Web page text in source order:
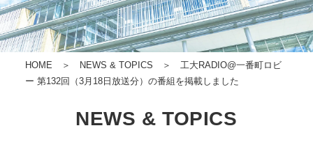
HOME ＞ NEWS & TOPICS ＞ 工大RADIO@一番町ロビ
ー 第132回（3月18日放送分）の番組を掲載しました
NEWS & TOPICS